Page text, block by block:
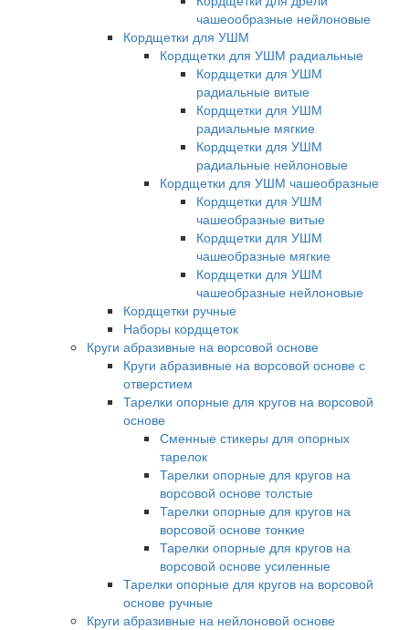
чашеообразные нейлоновые
Кордщетки для УШМ
Кордщетки для УШМ радиальные
Кордщетки для УШМ
радиальные витые
Кордщетки для УШМ
радиальные мягкие
Кордщетки для УШМ
радиальные нейлоновые
Кордщетки для УШМ чашеобразные
Кордщетки для УШМ
чашеобразные витые
Кордщетки для УШМ
чашеобразные мягкие
Кордщетки для УШМ
чашеобразные нейлоновые
Кордщетки ручные
Наборы кордщеток
Круги абразивные на ворсовой основе
Круги абразивные на ворсовой основе с
отверстием
Тарелки опорные для кругов на ворсовой
основе
Сменные стикеры для опорных
тарелок
Тарелки опорные для кругов на
ворсовой основе толстые
Тарелки опорные для кругов на
ворсовой основе тонкие
Тарелки опорные для кругов на
ворсовой основе усиленные
Тарелки опорные для кругов на ворсовой
основе ручные
Круги абразивные на нейлоновой основе